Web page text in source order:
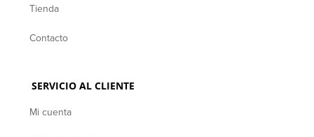
Tienda
Contacto
SERVICIO AL CLIENTE
Mi cuenta